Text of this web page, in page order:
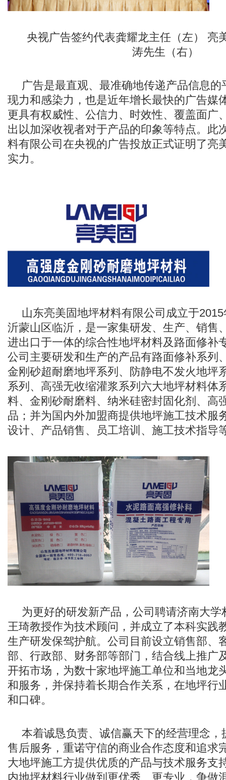
央视广告签约代表龚耀龙主任（左） 亮
涛先生（右）
广告是最直观、最准确地传递产品信息
现力和感染力，也是近年增长最快的广告媒
更具有权威性、公信力、时效性、覆盖面广
出以加深收视者对于产品的印象等特点。此
料有限公司在央视的广告投放正式证明了亮
实力。
山东亮美固地坪材料有限公司成立于
沂蒙山区临沂，是一家集研发、生产、销售
进出口于一体的综合性地坪材料及路面修补
公司主要研发和生产的产品有路面修补系列
金刚砂超耐磨地坪系列、防静电不发火地坪
系列、高强无收缩灌浆系列六大地坪材料体
料、金刚砂耐磨料、纳米硅密封固化剂、高
品；并为国内外加盟商提供地坪施工技术服
设计、产品销售、员工培训、施工技术指导
为更好的研发新产品，公司聘请济南大
王琦教授作为技术顾问，并成立了本科实践
生产研发保驾护航。公司目前设立销售部、
部、行政部、财务部等部门，结合线上推广
开拓市场，为数十家地坪施工单位和当地龙
和服务，并保持着长期合作关系，在地坪行
和口碑。
本着诚恳负责、诚信赢天下的经营理念，
售后服务，重诺守信的商业合作态度和追求
大地坪施工方提供优质的产品与技术服务支
内地坪材料行业做到更优秀、更专业，争做